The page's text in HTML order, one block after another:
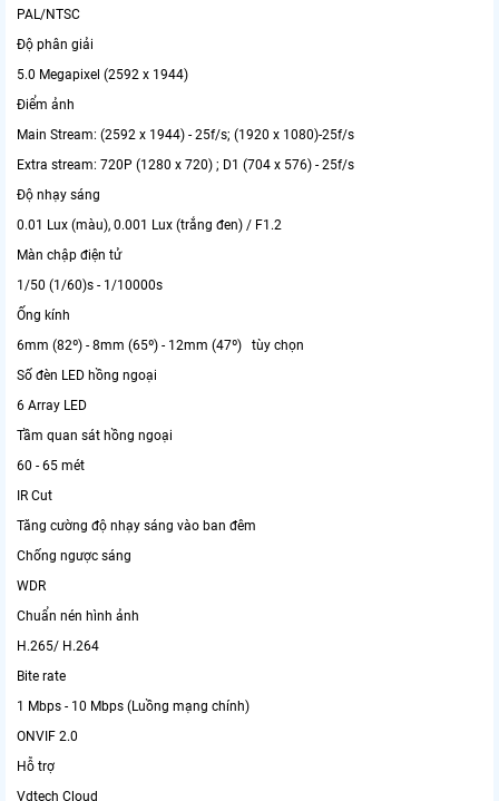
PAL/NTSC
Độ phân giải
5.0 Megapixel (2592 x 1944)
Điểm ảnh
Main Stream: (2592 x 1944) - 25f/s; (1920 x 1080)-25f/s
Extra stream: 720P (1280 x 720) ; D1 (704 x 576) - 25f/s
Độ nhạy sáng
0.01 Lux (màu), 0.001 Lux (trắng đen) / F1.2
Màn chập điện tử
1/50 (1/60)s - 1/10000s
Ống kính
6mm (82º) - 8mm (65º) - 12mm (47º) tùy chọn
Số đèn LED hồng ngoại
6 Array LED
Tầm quan sát hồng ngoại
60 - 65 mét
IR Cut
Tăng cường độ nhạy sáng vào ban đêm
Chống ngược sáng
WDR
Chuẩn nén hình ảnh
H.265/ H.264
Bite rate
1 Mbps - 10 Mbps (Luồng mạng chính)
ONVIF 2.0
Hỗ trợ
Vdtech Cloud